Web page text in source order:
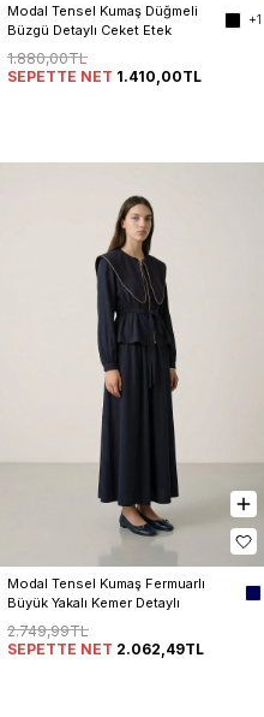
Modal Tensel Kumaş Düğmeli
Büzgü Detaylı Ceket Etek
Kadın Takım
+1
1.880,00TL
SEPETTE NET 1.410,00TL
Modal Tensel Kumaş Fermuarlı
Büyük Yakalı Kemer Detaylı
Ceket Etek Kadın Takım
2.749,99TL
SEPETTE NET 2.062,49TL